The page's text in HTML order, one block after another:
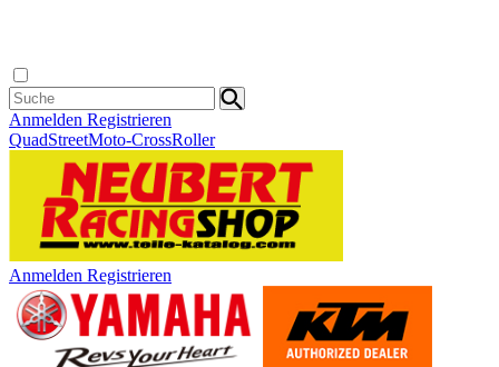
Anmelden Registrieren
QuadStreetMoto-CrossRoller
Anmelden Registrieren